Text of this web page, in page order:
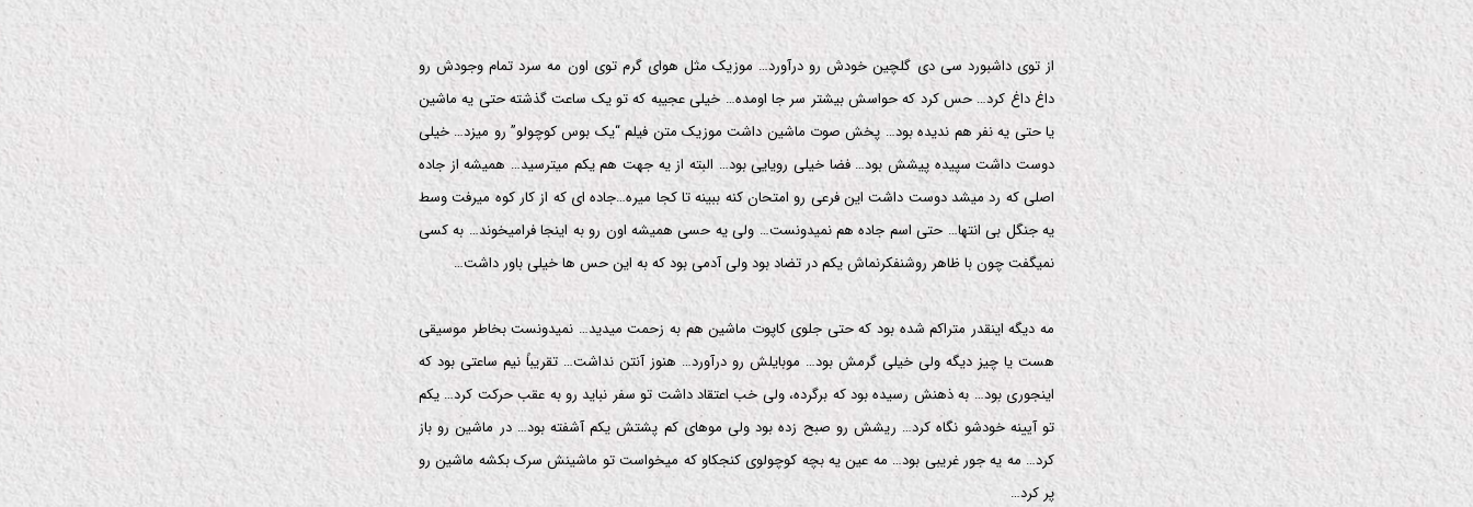
از توی داشبورد سی دی گلچین خودش رو درآورد… موزیک مثل هوای گرم توی اون مه سرد تمام وجودش رو
داغ داغ کرد… حس کرد که حواسش بیشتر سر جا اومده… خیلی عجیبه که تو یک ساعت گذشته حتی یه ماشین
یا حتی یه نفر هم ندیده بود… پخش صوت ماشین داشت موزیک متن فیلم “یک بوس کوچولو” رو میزد… خیلی
دوست داشت سپیده پیشش بود… فضا خیلی رویایی بود… البته از یه جهت هم یکم میترسید… همیشه از جاده
اصلی که رد میشد دوست داشت این فرعی رو امتحان کنه ببینه تا کجا میره…جاده ای که از کار کوه میرفت وسط
یه جنگل بی انتها… حتی اسم جاده هم نمیدونست… ولی یه حسی همیشه اون رو به اینجا فرامیخوند… به کسی
نمیگفت چون با ظاهر روشنفکرنماش یکم در تضاد بود ولی آدمی بود که به این حس ها خیلی باور داشت…
مه دیگه اینقدر متراکم شده بود که حتی جلوی کاپوت ماشین هم به زحمت میدید… نمیدونست بخاطر موسیقی
هست یا چیز دیگه ولی خیلی گرمش بود… موبایلش رو درآورد… هنوز آنتن نداشت… تقریباً نیم ساعتی بود که
اینجوری بود… به ذهنش رسیده بود که برگرده، ولی خب اعتقاد داشت تو سفر نباید رو به عقب حرکت کرد… یکم
تو آیینه خودشو نگاه کرد… ریشش رو صبح زده بود ولی موهای کم پشتش یکم آشفته بود… در ماشین رو باز
کرد… مه یه جور غریبی بود… مه عین یه بچه کوچولوی کنجکاو که میخواست تو ماشینش سرک بکشه ماشین رو
پر کرد…